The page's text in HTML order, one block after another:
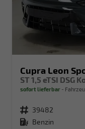
Cupra Leon
ST 1,5 eTSI DSG
sofort lieferbar
Fahrzeugnr. 39482
Kraftstoff Benzin